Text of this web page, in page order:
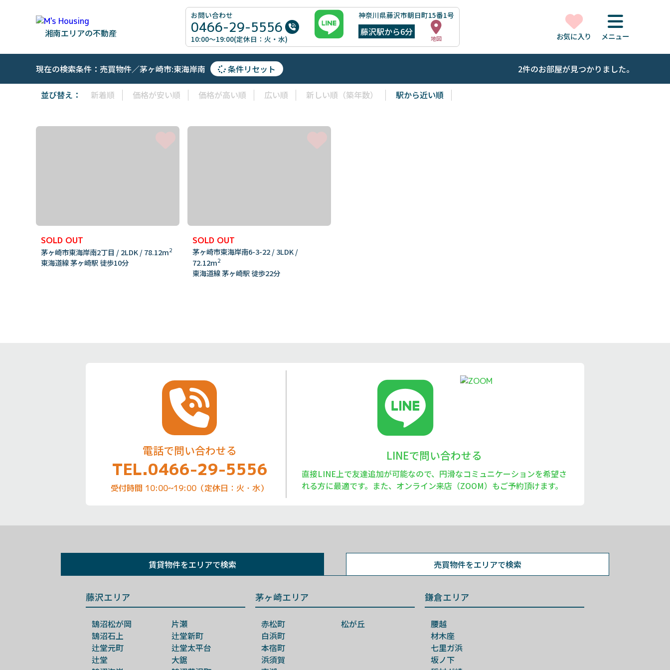
湘南エリアの不動産
お問い合わせ
0466-29-5556
10:00～19:00(定休日：火・水)
神奈川県藤沢市朝日町15番1号
藤沢駅から6分
地図 お気に入り メニュー
現在の検索条件：売買物件／茅ヶ崎市:東海岸南 条件リセット 2件のお部屋が見つかりました。
並び替え： 新着順 価格が安い順 価格が高い順 広い順 新しい順（築年数） 駅から近い順
SOLD OUT
茅ヶ崎市東海岸南2丁目 / 2LDK / 78.12m2
東海道線 茅ヶ崎駅 徒歩10分
SOLD OUT
茅ヶ崎市東海岸南6-3-22 / 3LDK /
72.12m2
東海道線 茅ヶ崎駅 徒歩22分
電話で問い合わせる
TEL.0466-29-5556
受付時間 10:00~19:00（定休日：火・水）
LINEで問い合わせる
直接LINE上で友達追加が可能なので、円滑なコミュニケーションを希望さ
れる方に最適です。また、オンライン来店（ZOOM）もご予約頂けます。
賃貸物件をエリアで検索 売買物件をエリアで検索
藤沢エリア
鵠沼松が岡
鵠沼石上
辻堂元町
辻堂
片瀬
辻堂新町
辻堂太平台
大鋸
茅ヶ崎エリア
赤松町
白浜町
本宿町
浜須賀
松が丘
鎌倉エリア
腰越
材木座
七里ガ浜
坂ノ下